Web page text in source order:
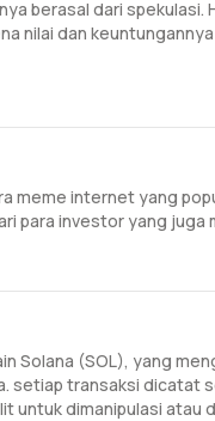
berasal dari spekulasi.
nilai dan
meme internet yang
para investor yang juga
Solana (SOL), yang
setiap transaksi dicatat
untuk dimanipulasi atau